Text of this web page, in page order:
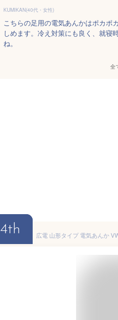
KUMIKAN(40代・女性)
こちらの足用の電気あんかはポカポ
しめます。冷え対策にも良く、就寝
ね。
全
4th